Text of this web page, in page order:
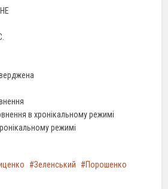
в хронікальному режимі
режимі
Зеленський
Порошенко